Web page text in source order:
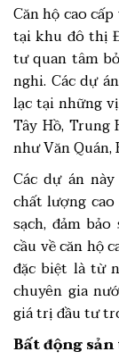
Căn hộ cao
tại khu đô thị
tư quan tâm
nghi. Các dự
lạc tại những
Tây Hồ, Trung
như Văn Quán,
Các dự án
chất lượng
sạch, đảm
cầu về căn hộ
đặc biệt là từ
chuyên gia
giá trị đầu tư
Bất động